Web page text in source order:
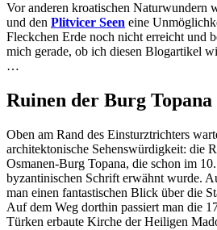
Vor anderen kroatischen Naturwundern
und den Plitvicer Seen eine
Fleckchen Erde noch nicht erreicht und
mich gerade, ob ich diesen Blogartikel
…
Ruinen der Burg Topana
Oben am Rand des Einsturztrichters
architektonische Sehenswürdigkeit: die
Osmanen-Burg Topana, die schon im
byzantinischen Schrift erwähnt wurde.
man einen fantastischen Blick über die
Auf dem Weg dorthin passiert man die
Türken erbaute Kirche der Heiligen